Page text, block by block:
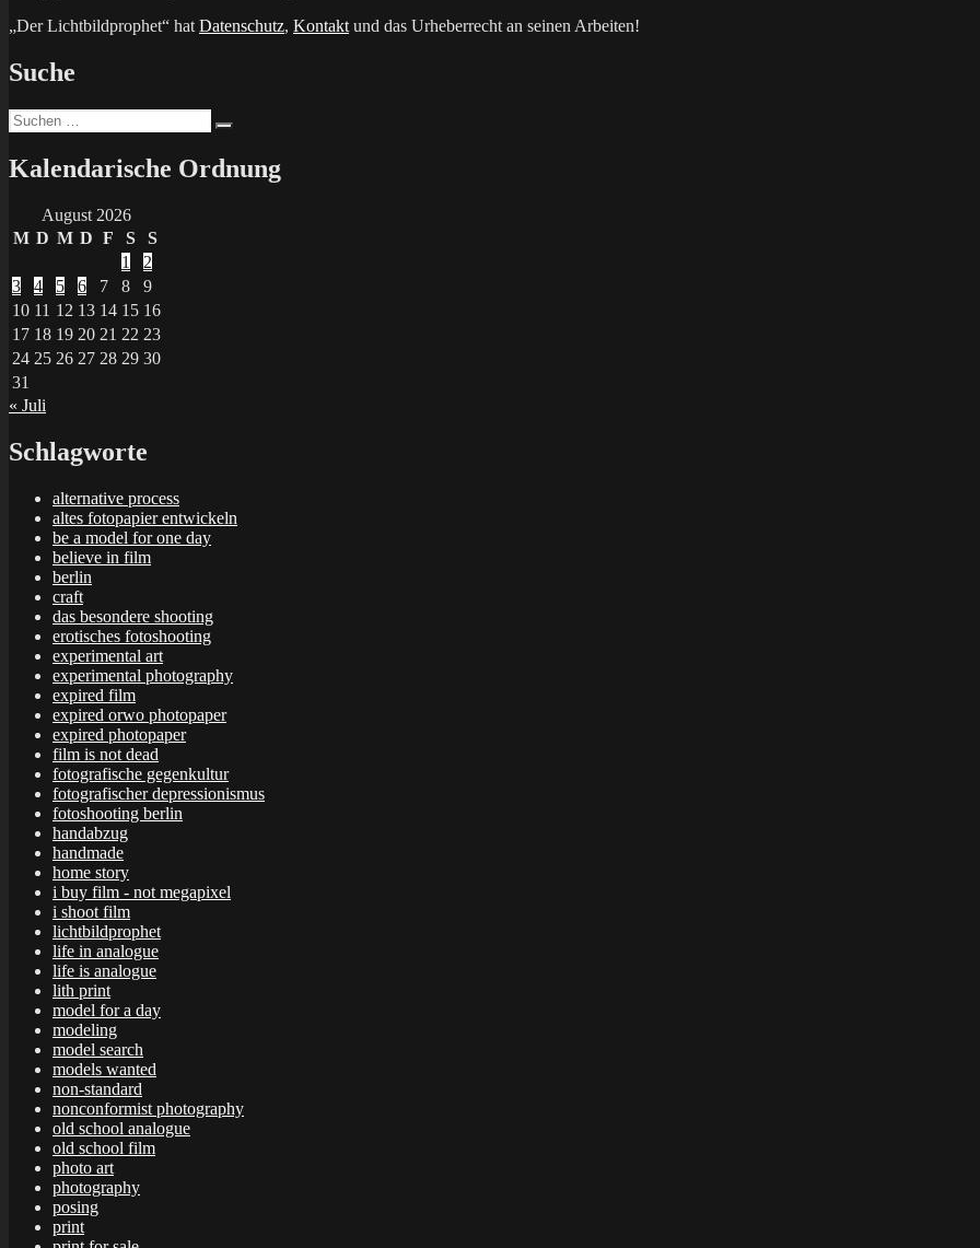
„Der Lichtbildprophet“ hat Datenschutz, Kontakt und das Urheberrecht an seinen Arbeiten!
Suche
Suchen
nach:
Kalendarische Ordnung
August 2026
M D M D F S
S
1
2
3
4 5 6 7 8
9
10 11 12 13 14 15 16
17 18 19 20 21 22 23
24 25 26 27 28 29 30
31
« Juli
Schlagworte
alternative process
altes fotopapier entwickeln
be a model for one day
believe in film
berlin
craft
das besondere shooting
erotisches fotoshooting
experimental art
experimental photography
expired film
expired orwo photopaper
expired photopaper
film is not dead
fotografische gegenkultur
fotografischer depressionismus
fotoshooting berlin
handabzug
handmade
home story
i buy film - not megapixel
i shoot film
lichtbildprophet
life in analogue
life is analogue
lith print
model for a day
modeling
model search
models wanted
non-standard
nonconformist photography
old school analogue
old school film
photo art
photography
posing
print